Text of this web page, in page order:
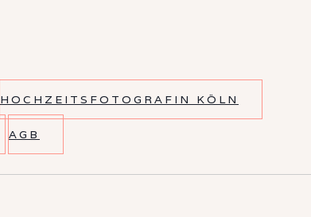
HOCHZEITSFOTOGRAFIN KÖLN
AGB